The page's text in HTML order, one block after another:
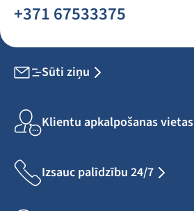
+371 67533375
Sūti ziņu
Klientu apkalpošanas vietas
Izsauc palīdzību 24/7